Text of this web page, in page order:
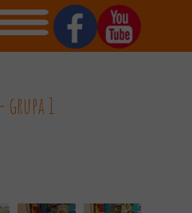
STRONA GŁÓWNA
REKRUTACJA
grupa 1